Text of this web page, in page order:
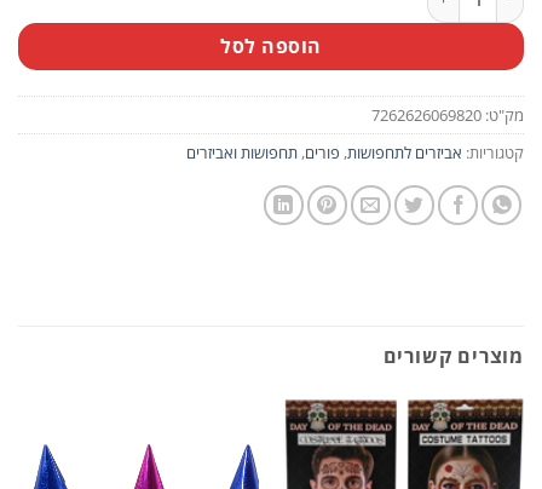
הוספה לסל
מק"ט: 7262626069820
קטגוריות: אביזרים לתחפושות, פורים, תחפושות ואביזרים
מוצרים קשורים